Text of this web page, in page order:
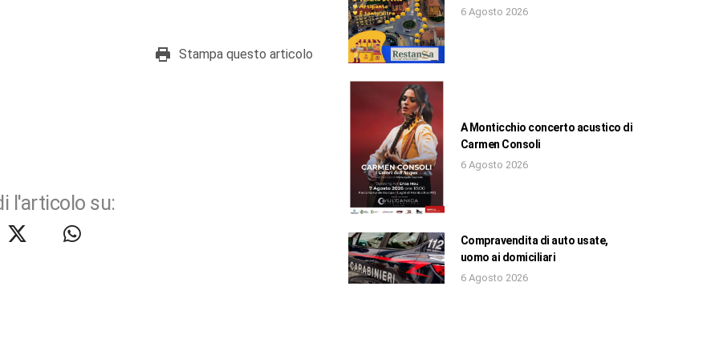
Stampa questo articolo
l'articolo su:
6 Agosto 2026
A Monticchio concerto acustico di
Carmen Consoli
6 Agosto 2026
Compravendita di auto usate,
uomo ai domiciliari
6 Agosto 2026